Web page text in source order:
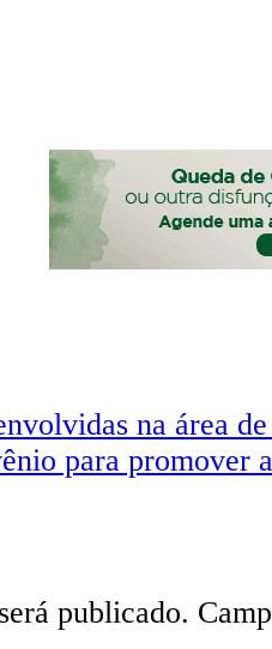
na área
para promover
publicado.